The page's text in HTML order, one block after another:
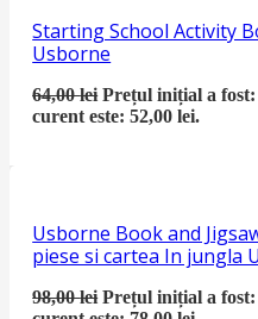
Starting School Activity
Usborne
64,00lei Prețul inițial a fost:
curent este: 52,00 lei.
Usborne Book and
piese si cartea In jungla
98,00lei Prețul inițial a fost: